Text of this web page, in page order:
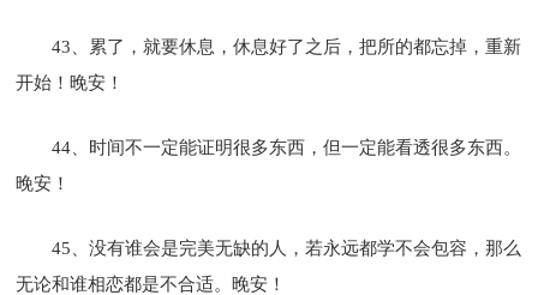
43、累了，就要休息，休息好了之后，把所的都忘掉，重新
开始！晚安！
44、时间不一定能证明很多东西，但一定能看透很多东西。
晚安！
45、没有谁会是完美无缺的人，若永远都学不会包容，那么
无论和谁相恋都是不合适。晚安！